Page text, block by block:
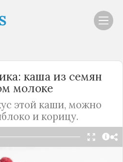
каша из семян
молоке
этой каши, можно
и корицу.
в Telegram